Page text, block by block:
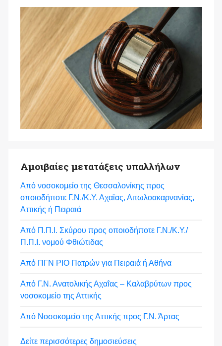
Αμοιβαίες μετατάξεις υπαλλήλων
Από νοσοκομείο της Θεσσαλονίκης προς
οποιοδήποτε Γ.Ν./Κ.Υ. Αχαΐας, Αιτωλοακαρνανίας,
Αττικής ή Πειραιά
Από Π.Π.Ι. Σκύρου προς οποιοδήποτε Γ.Ν./Κ.Υ./
Π.Π.Ι. νομού Φθιώτιδας
Από ΠΓΝ ΡΙΟ Πατρών για Πειραιά ή Αθήνα
Από Γ.Ν. Ανατολικής Αχαΐας – Καλαβρύτων προς
νοσοκομείο της Αττικής
Από Νοσοκομείο της Αττικής προς Γ.Ν. Άρτας
Δείτε περισσότερες δημοσιεύσεις